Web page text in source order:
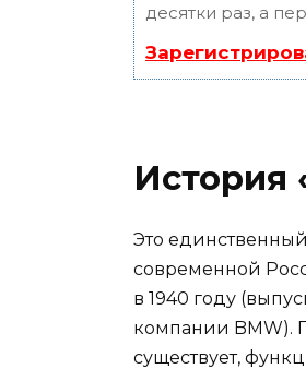
десятки раз, а
История
Это
современной
в 1940 году
компании BMW).
существует,